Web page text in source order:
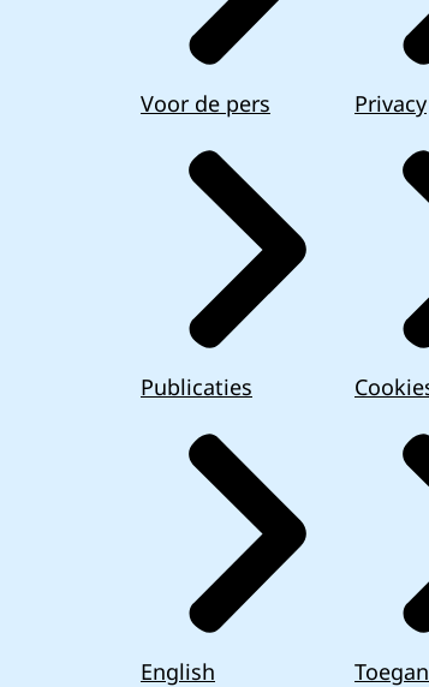
Voor de pers
Publicaties
English
Privacy